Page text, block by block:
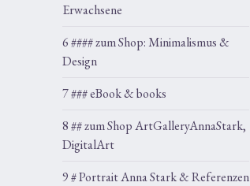
Erwachsene
6 #### zum Shop: Minimalismus &
Design
7 ### eBook & books
8 ## zum Shop ArtGalleryAnnaStark,
DigitalArt
9 # Portrait Anna Stark & Referenzen